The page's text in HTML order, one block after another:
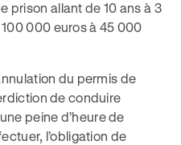
prison allant de 10 ans à 3
000 euros à 45 000
du permis de
de conduire
peine d’heure de
l’obligation de